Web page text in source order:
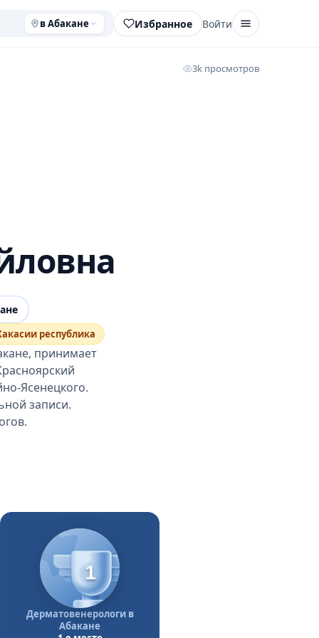
в Абакане Избранное Войти
3k просмотров
республика
принимает
Ясенецкого.
записи.
1
Дерматовенерологи в
Абакане